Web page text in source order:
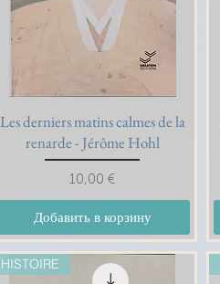
Быстрый просмотр
Les derniers matins calmes de la
renarde - Jérôme Hohl
Цена
10,00 €
Добавить в корзину
HISTOIRE